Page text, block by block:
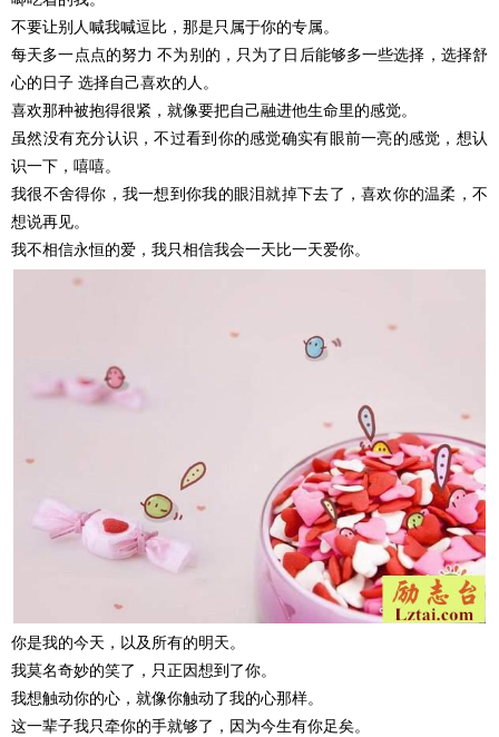
不要让别人喊我喊逗比，那是只属于你的专属。
每天多一点点的努力 不为别的，只为了日后能够多一些选择，选择舒
心的日子 选择自己喜欢的人。
喜欢那种被抱得很紧，就像要把自己融进他生命里的感觉。
虽然没有充分认识，不过看到你的感觉确实有眼前一亮的感觉，想认
识一下，嘻嘻。
我很不舍得你，我一想到你我的眼泪就掉下去了，喜欢你的温柔，不
想说再见。
我不相信永恒的爱，我只相信我会一天比一天爱你。
你是我的今天，以及所有的明天。
我莫名奇妙的笑了，只正因想到了你。
我想触动你的心，就像你触动了我的心那样。
这一辈子我只牵你的手就够了，因为今生有你足矣。